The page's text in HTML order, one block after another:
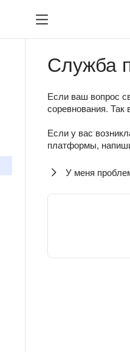
Служба
Если ваш вопрос
соревнования. Так
Если у вас
платформы,
У меня